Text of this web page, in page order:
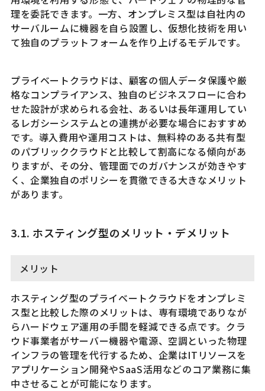
理を委託できます。一方、オンプレミス型は自社内の
サーバルームに機器を自ら設置し、仮想化技術を用い
て独自のプラットフォームを作り上げるモデルです。
プライベートクラウドは、顧客の個人データ保護や厳
格なコンプライアンス、独自のビジネスフローに合わ
せた設計が求められる会社、あるいは長年運用してい
るレガシーシステムとの連携が必要な場合におすすめ
です。導入費用や運用コストは、無料枠のある共有型
のパブリッククラウドと比較して割高になる傾向があ
りますが、その分、管理面でのガバナンスが効きやす
く、企業独自のポリシーを貫徹できる大きなメリット
があります。
3.1. ホスティング型のメリット・デメリット
メリット
ホスティング型のプライベートクラウドをオンプレミ
ス型と比較した際のメリットは、専有環境でありなが
らハードウェア運用の手間を軽減できる点です。クラ
ウド事業者がサーバー機器や電源、空調といった物理
インフラの管理を代行するため、企業はITリソースを
アプリケーション開発やSaaS活用などのコア業務に集
中させることが可能になります。